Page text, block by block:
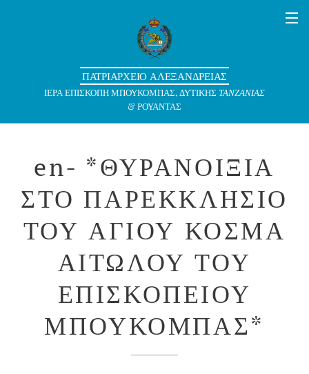
ΠΑΤΡΙΑΡΧΕΙΟ ΑΛΕΞΑΝΔΡΕΙΑΣ
ΙΕΡΑ ΕΠΙΣΚΟΠΗ ΜΠΟΥΚΟΜΠΑΣ, ΔΥΤΙΚΗΣ ΤΑΝΖΑΝΙΑΣ
& ΡΟΥΑΝΤΑΣ
en- *ΘΥΡΑΝΟΙΞΙΑ
ΣΤΟ ΠΑΡΕΚΚΛΗΣΙΟ
ΤΟΥ ΑΓΙΟΥ ΚΟΣΜΑ
ΑΙΤΩΛΟΥ ΤΟΥ
ΕΠΙΣΚΟΠΕΙΟΥ
ΜΠΟΥΚΟΜΠΑΣ*